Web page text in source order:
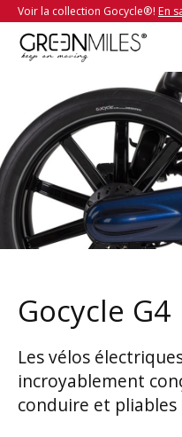
Voir la collection Gocycle®! En
Gocycle G4
Les vélos
incroyablement
conduire et pliables